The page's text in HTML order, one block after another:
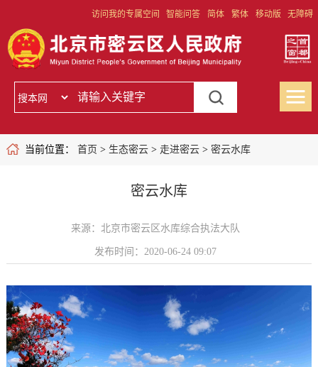
访问我的专属空间 智能问答 简体 繁体 移动版 无障碍
当前位置： 首页 > 生态密云> 走进密云> 密云水库
密云水库
来源：北京市密云区水库综合执法大队
发布时间：2020-06-24 09:07